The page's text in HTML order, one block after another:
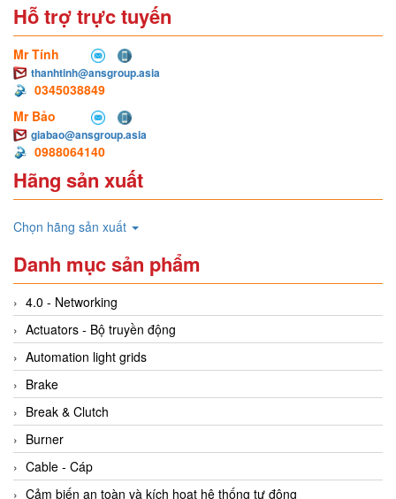
Hỗ trợ trực tuyến
Mr Tính
thanhtinh@ansgroup.asia
0345038849
Mr Bảo
giabao@ansgroup.asia
0988064140
Hãng sản xuất
Chọn hãng sản xuất
Danh mục sản phẩm
4.0 - Networking
Actuators - Bộ truyền động
Automation light grids
Brake
Break & Clutch
Burner
Cable - Cáp
Cảm biến an toàn và kích hoạt hệ thống tự động